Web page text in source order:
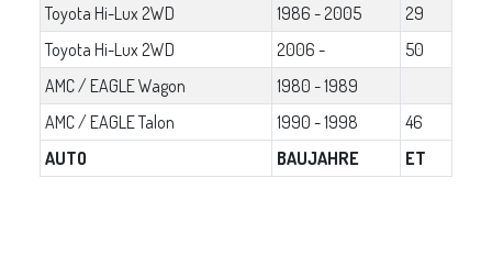
Toyota Hi-Lux 2WD
1986 - 2005
29
Toyota Hi-Lux 2WD
2006 -
50
AMC / EAGLE Wagon
1980 - 1989
AMC / EAGLE Talon
1990 - 1998
46
AUTO
BAUJAHRE ET